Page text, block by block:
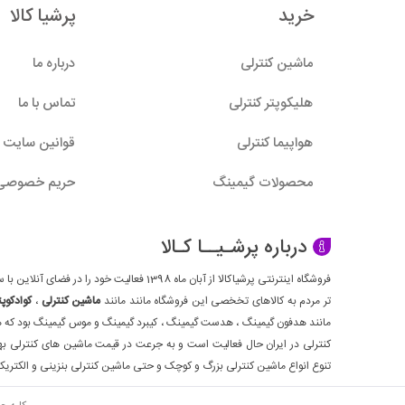
با
این
واقعی
تنوع
مجذوب
هیجان
تقویت
افزایش
خرید
ماشین کنترلی
هلیکوپتر کنترلی
هواپیما کنترلی
محصولات گیمینگ
پرشیا کالا
درباره ما
تماس با ما
قوانین سایت
حریم
درباره پرشـیــا کـالا
تر مردم به کالاهای تخخصی این فروشگاه مانند مانندماشین کنترلی،
مانند هدفون گیمینگ ، هدست گیمینگ ، کیبرد گیمینگ و موس گیمینگ بود که
کنترلی در ایران حال فعالیت است و به جرعت در قیمت ماشین های کنترلی
تنوع انواع ماشین کنترلی بزرگ و کوچک و حتی ماشین کنترلی بنزینی و